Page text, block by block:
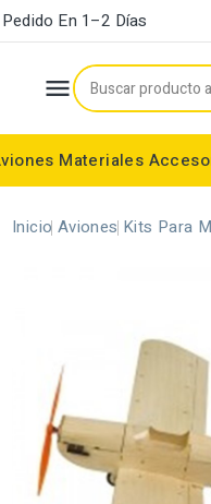
En 1–2 Días

Materiales
Inicio Aviones Kits Para